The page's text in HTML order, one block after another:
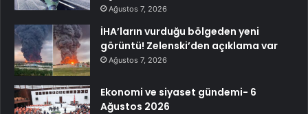
Ağustos 7, 2026
İHA’ların vurduğu bölgeden yeni
görüntü! Zelenski’den açıklama var
Ağustos 7, 2026
Ekonomi ve siyaset gündemi- 6
Ağustos 2026